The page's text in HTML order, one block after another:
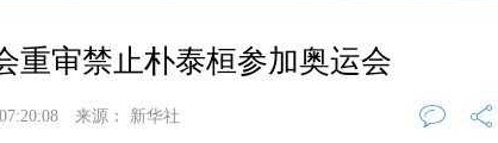
重审禁止朴泰桓参加奥运会
来源： 新华社